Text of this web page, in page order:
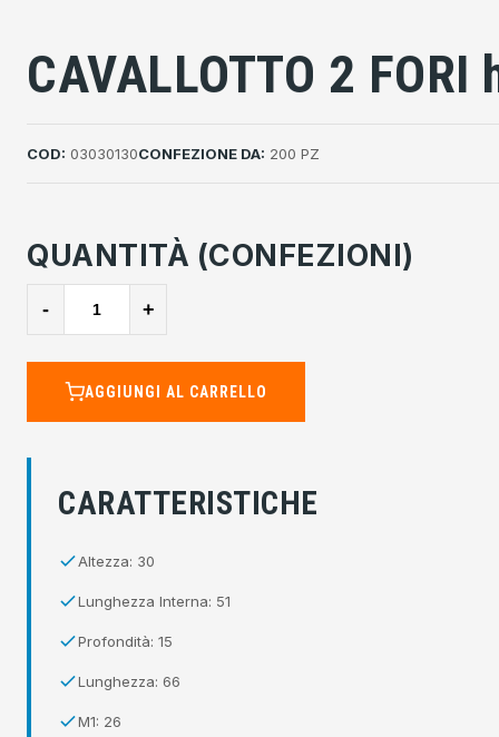
CAVALLOTTO 2 FORI
COD: 03030130CONFEZIONE DA: 200 PZ
QUANTITÀ (CONFEZIONI)
- +
AGGIUNGI AL CARRELLO
CARATTERISTICHE
Altezza: 30
Lunghezza Interna: 51
Profondità: 15
Lunghezza: 66
M1: 26